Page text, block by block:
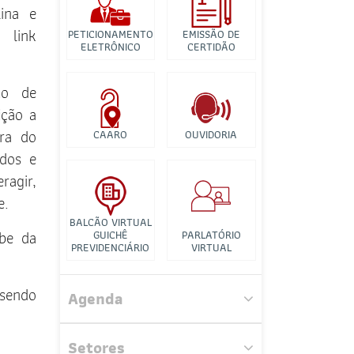
Banco de Imagens
Tutorial para
Videconferência
e
link
de
a
do
e
da
PETICIONAMENTO
ELETRÔNICO
EMISSÃO DE
CERTIDÃO
CAARO OUVIDORIA
BALCÃO VIRTUAL
GUICHÊ
PREVIDENCIÁRIO
PARLATÓRIO
VIRTUAL
Agenda
Setores
Comissão Especial da Cadeia de
Custódia da Prova Pericial no
Resguardo da Ampla Defesa e do
Contraditório
Comissão de Fiscalização e Defesa
dos Honorários Advocatícios